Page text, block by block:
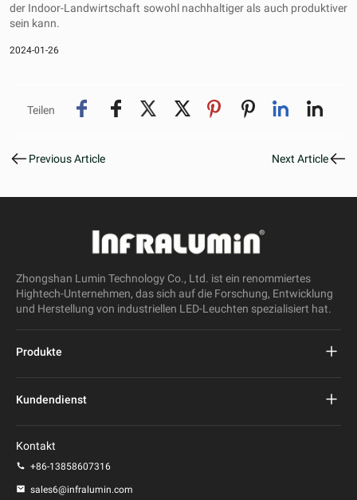
der Indoor-Landwirtschaft sowohl nachhaltiger als auch produktiver
sein kann.
2024-01-26
Teilen
Previous Article Next Article
Zhongshan Lumin Technology Co., Ltd. ist ein renommiertes
Hightech-Unternehmen, das sich auf die Forschung, Entwicklung
und Herstellung von industriellen LED-Leuchten spezialisiert hat.
Produkte
LED-Pfostenleuchte
Kundendienst
Datenschutz-Bestimmungen
Kontakt
+86-13858607316
sales6@infralumin.com